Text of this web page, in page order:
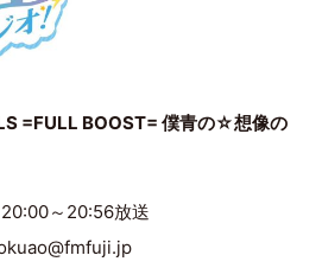
=FULL BOOST= 僕青の☆想像の
～20:56放送